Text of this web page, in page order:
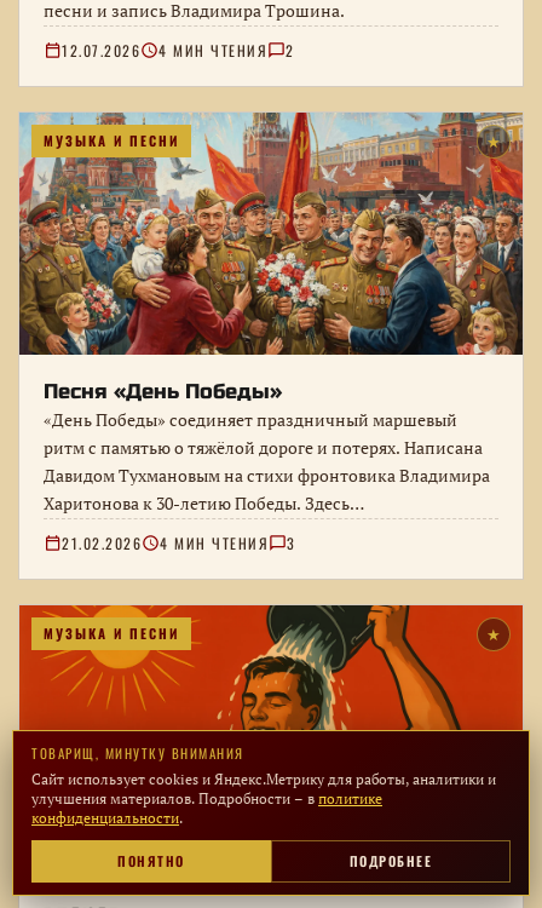
песни и запись Владимира Трошина.
12.07.2026 4 МИН ЧТЕНИЯ 2
МУЗЫКА И ПЕСНИ ★
Песня «День Победы»
«День Победы» соединяет праздничный маршевый
ритм с памятью о тяжёлой дороге и потерях. Написана
Давидом Тухмановым на стихи фронтовика Владимира
Харитонова к 30-летию Победы. Здесь…
21.02.2026 4 МИН ЧТЕНИЯ 3
МУЗЫКА И ПЕСНИ ★
Песня «Закаляйся, если хочешь быть
ТОВАРИЩ, МИНУТКУ ВНИМАНИЯ
Сайт использует cookies и Яндекс.Метрику для работы, аналитики и
улучшения материалов. Подробности – в политике
конфиденциальности.
ПОНЯТНО ПОДРОБНЕЕ